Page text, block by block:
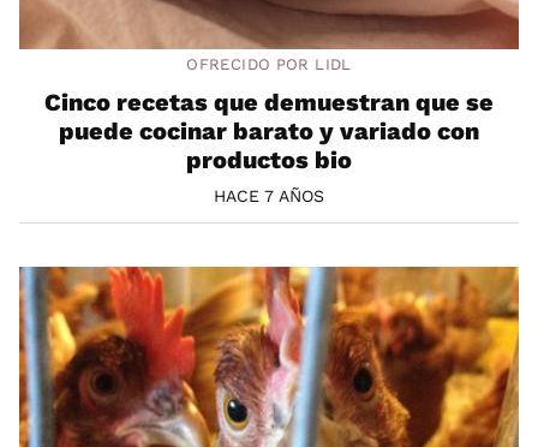
OFRECIDO POR LIDL
Cinco recetas que demuestran que se
puede cocinar barato y variado con
productos bio
HACE 7 AÑOS